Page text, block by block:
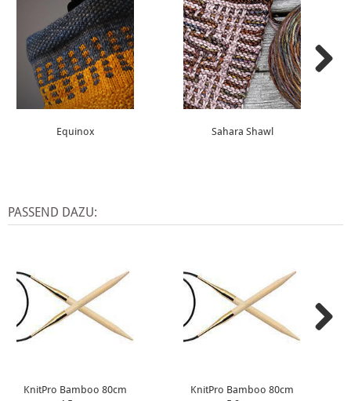
Equinox Sahara Shawl
PASSEND DAZU:
KnitPro Bamboo 80cm
KnitPro Bamboo 80cm